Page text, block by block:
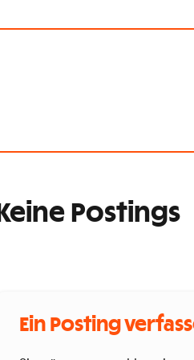
Keine Postings
Ein Posting